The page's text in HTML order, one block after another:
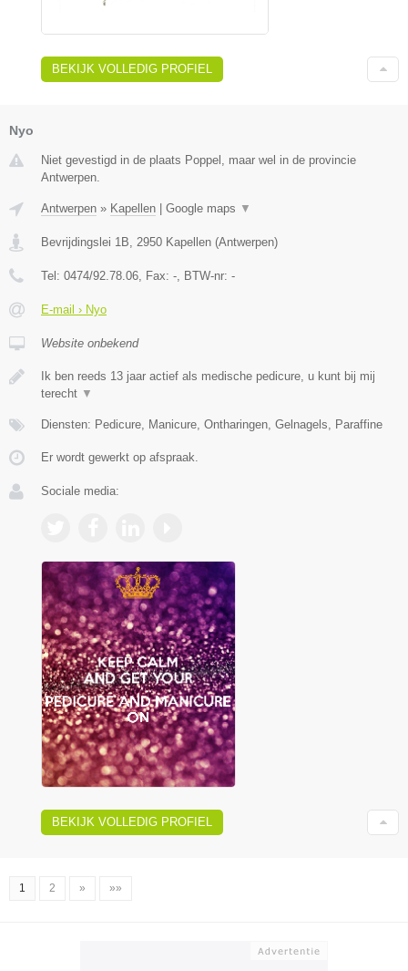
BEKIJK VOLLEDIG PROFIEL
Nyo
Niet gevestigd in de plaats Poppel, maar wel in de provincie
Antwerpen.
Antwerpen » Kapellen | Google maps ▼
Bevrijdingslei 1B 2950 Kapellen (Antwerpen)
Tel: 0474/92.78.06 , Fax: - , BTW-nr: -
E-mail › Nyo
Website onbekend
Ik ben reeds 13 jaar actief als medische pedicure, u kunt bij mij
terecht ▼
Diensten: Pedicure, Manicure, Ontharingen, Gelnagels, Paraffine
Er wordt gewerkt op afspraak.
Sociale media:
BEKIJK VOLLEDIG PROFIEL
1 2 » »»